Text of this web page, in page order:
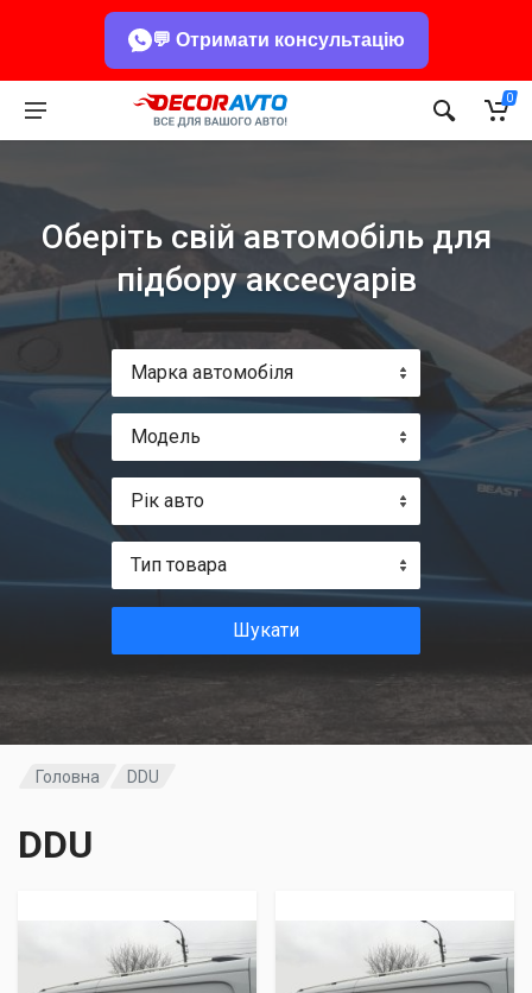
💬 Отримати консультацію
0
Оберіть свій автомобіль для
підбору аксесуарів
Марка автомобіля
Модель
Рік авто
Тип товара
Шукати
Головна DDU
DDU